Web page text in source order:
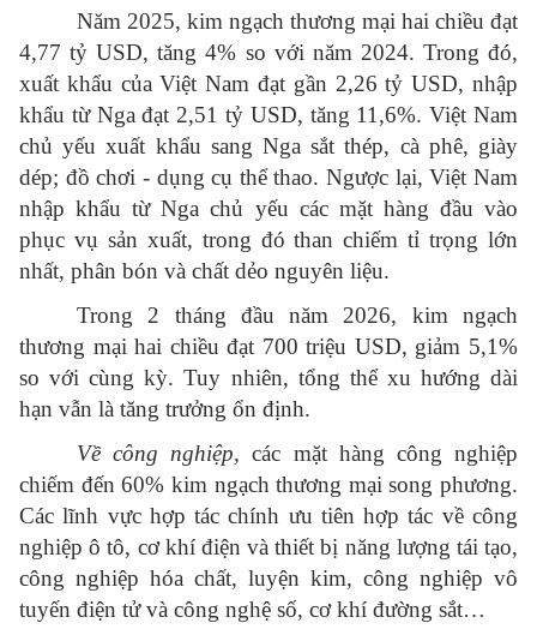
Năm 2025, kim ngạch thương mại hai chiều đạt
4,77 tỷ USD, tăng 4% so với năm 2024. Trong đó,
xuất khẩu của Việt Nam đạt gần 2,26 tỷ USD, nhập
khẩu từ Nga đạt 2,51 tỷ USD, tăng 11,6%. Việt Nam
chủ yếu xuất khẩu sang Nga sắt thép, cà phê, giày
dép; đồ chơi - dụng cụ thể thao. Ngược lại, Việt Nam
nhập khẩu từ Nga chủ yếu các mặt hàng đầu vào
phục vụ sản xuất, trong đó than chiếm tỉ trọng lớn
nhất, phân bón và chất dẻo nguyên liệu.
Trong 2 tháng đầu năm 2026, kim ngạch
thương mại hai chiều đạt 700 triệu USD, giảm 5,1%
so với cùng kỳ. Tuy nhiên, tổng thể xu hướng dài
hạn vẫn là tăng trưởng ổn định.
Về công nghiệp, các mặt hàng công nghiệp
chiếm đến 60% kim ngạch thương mại song phương.
Các lĩnh vực hợp tác chính ưu tiên hợp tác về công
nghiệp ô tô, cơ khí điện và thiết bị năng lượng tái tạo,
công nghiệp hóa chất, luyện kim, công nghiệp vô
tuyến điện tử và công nghệ số, cơ khí đường sắt…